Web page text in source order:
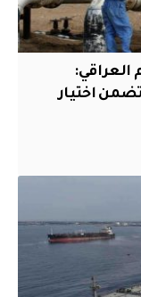
اختيار